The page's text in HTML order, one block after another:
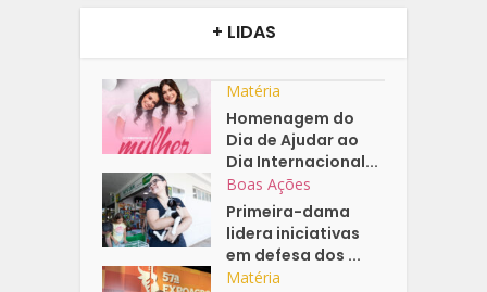
+ LIDAS
Matéria
Homenagem do
Dia de Ajudar ao
Dia Internacional...
Boas Ações
Primeira-dama
lidera iniciativas
em defesa dos ...
Matéria